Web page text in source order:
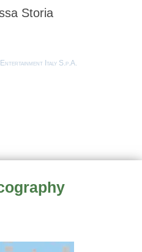
Storia
Italy S.p.A.